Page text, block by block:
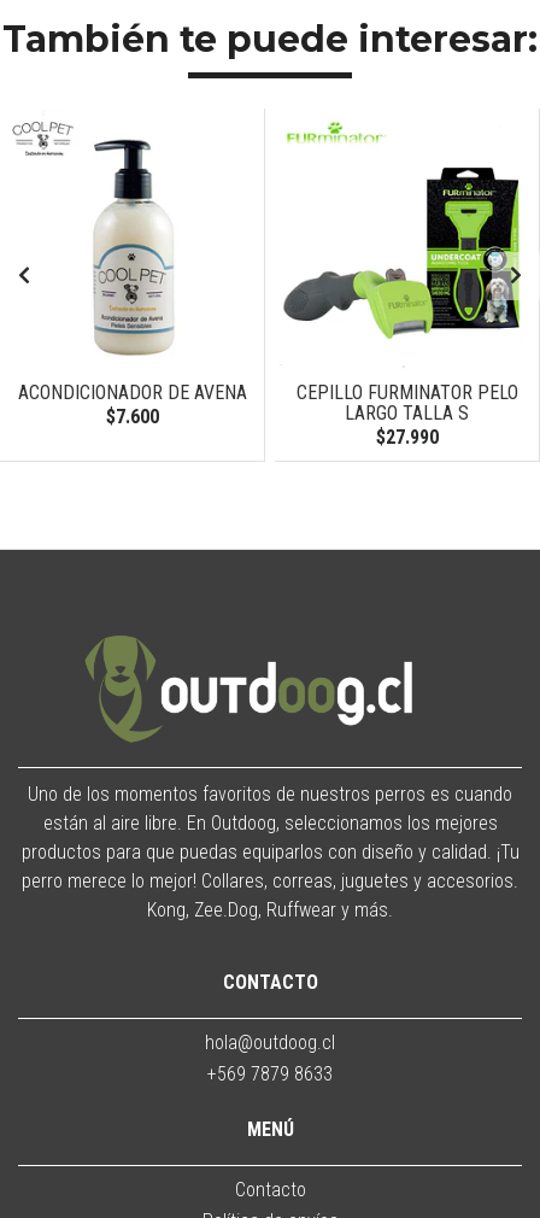
También te puede interesar:
ACONDICIONADOR DE AVENA
$7.600
CEPILLO FURMINATOR PELO
LARGO TALLA S
$27.990
Uno de los momentos favoritos de nuestros perros es cuando
están al aire libre. En Outdoog, seleccionamos los mejores
productos para que puedas equiparlos con diseño y calidad. ¡Tu
perro merece lo mejor! Collares, correas, juguetes y accesorios.
Kong, Zee.Dog, Ruffwear y más.
CONTACTO
hola@outdoog.cl
+569 7879 8633
MENÚ
Contacto